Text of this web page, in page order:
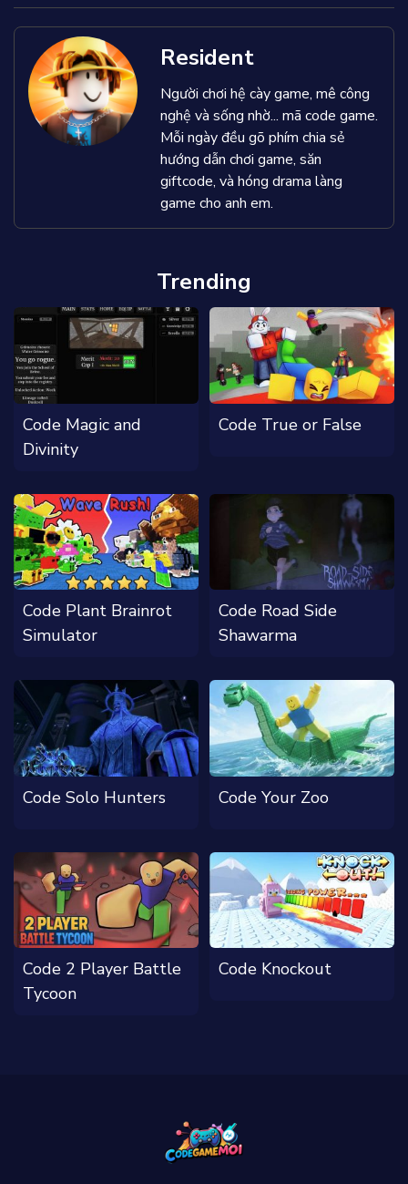
Resident
Người chơi hệ cày game, mê công
nghệ và sống nhờ... mã code game.
Mỗi ngày đều gõ phím chia sẻ
hướng dẫn chơi game, săn
giftcode, và hóng drama làng
game cho anh em.
Trending
Code Magic and
Divinity
Code True or False
Code Plant Brainrot
Simulator
Code Road Side
Shawarma
Code Solo Hunters Code Your Zoo
Code 2 Player Battle
Tycoon
Code Knockout